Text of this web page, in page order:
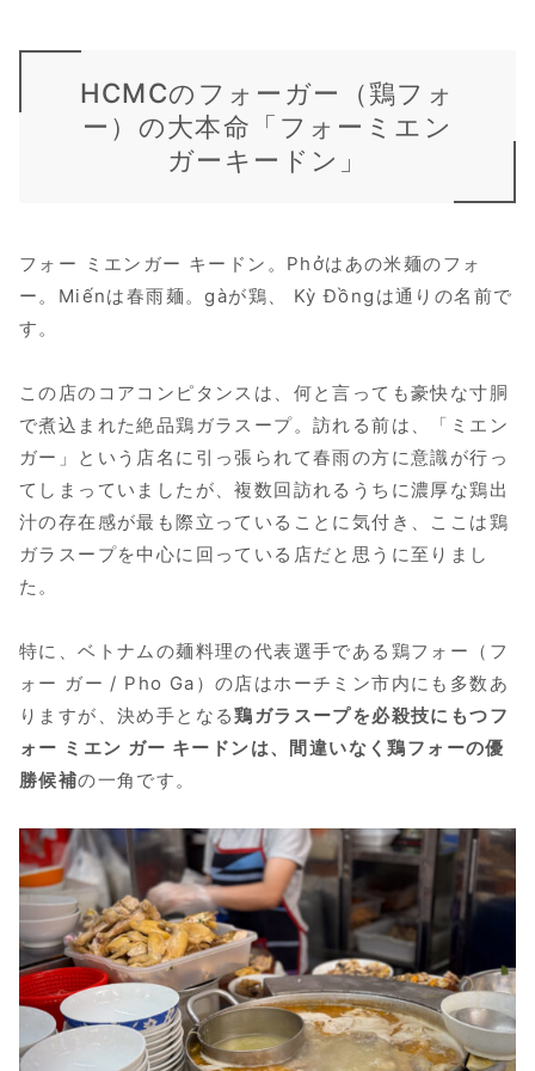
HCMCのフォーガー（鶏フォ
ー）の大本命「フォーミエン
ガーキードン」
フォー ミエンガー キードン。Phởはあの米麺のフォ
ー。 Miếnは春雨麺。gàが鶏、 Kỳ Đồngは通りの名前で
す。
この店のコアコンピタンスは、何と言っても豪快な寸胴
で煮込まれた絶品鶏ガラスープ。訪れる前は、「ミエン
ガー」という店名に引っ張られて春雨の方に意識が行っ
てしまっていましたが、複数回訪れるうちに濃厚な鶏出
汁の存在感が最も際立っていることに気付き、ここは鶏
ガラスープを中心に回っている店だと思うに至りまし
た。
特に、ベトナムの麺料理の代表選手である鶏フォー（フ
ォー ガー / Pho Ga）の店はホーチミン市内にも多数あ
りますが、決め手となる鶏ガラスープを必殺技にもつフ
ォー ミエン ガー キードンは、間違いなく鶏フォーの優
勝候補の一角です。